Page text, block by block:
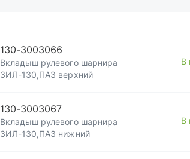
130-3003066
Вкладыш рулевого шарнира
ЗИЛ-130,ПАЗ верхний
В
130-3003067
Вкладыш рулевого шарнира
ЗИЛ-130,ПАЗ нижний
В